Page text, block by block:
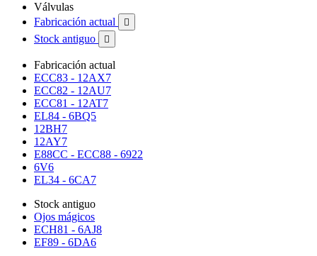
Válvulas
Fabricación actual

Stock antiguo 
Fabricación actual
ECC83 - 12AX7
ECC82 - 12AU7
ECC81 - 12AT7
EL84 - 6BQ5
12BH7
12AY7
E88CC - ECC88 - 6922
6V6
EL34 - 6CA7
Stock antiguo
Ojos mágicos
ECH81 - 6AJ8
EF89 - 6DA6